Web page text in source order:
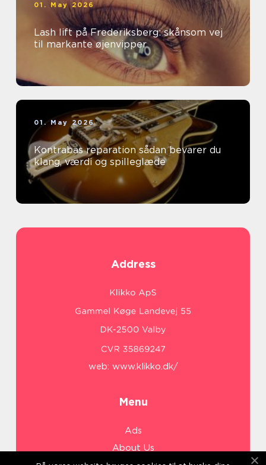
01. May 2026
Lash lift på Frederiksberg: skånsom vej
til markante øjenvipper
01. May 2026
Kontrabas reparation sådan bevarer du
klang, værdi og spilleglæde
Address
web: www.klikko.dk/
Menu
Ads
About Us